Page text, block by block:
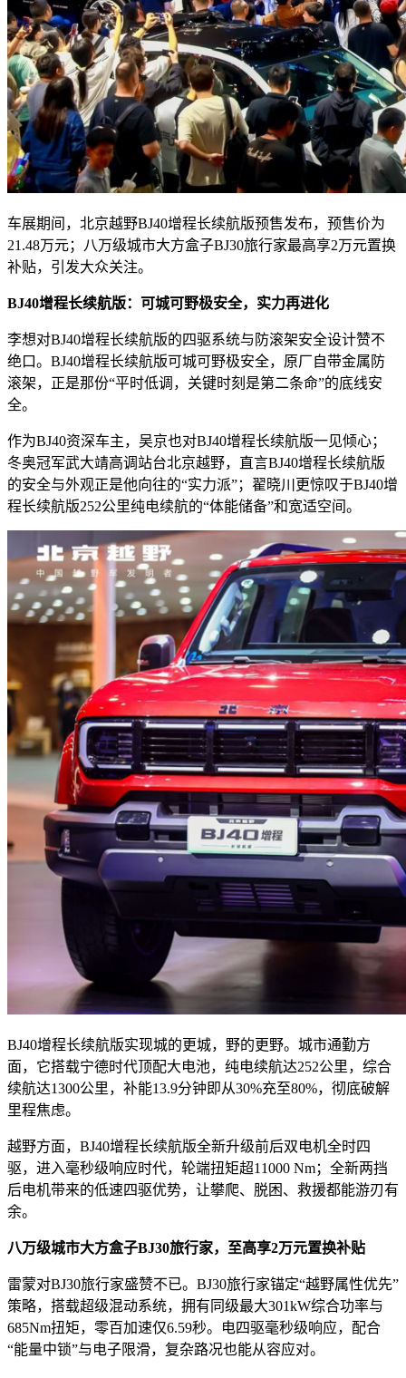
车展期间，北京越野BJ40增程长续航版预售发布，预售价为
21.48万元；八万级城市大方盒子BJ30旅行家最高享2万元置换
补贴，引发大众关注。
BJ40增程长续航版：可城可野极安全，实力再进化
李想对BJ40增程长续航版的四驱系统与防滚架安全设计赞不
绝口。BJ40增程长续航版可城可野极安全，原厂自带金属防
滚架，正是那份“平时低调，关键时刻是第二条命”的底线安
全。
作为BJ40资深车主，吴京也对BJ40增程长续航版一见倾心；
冬奥冠军武大靖高调站台北京越野，直言BJ40增程长续航版
的安全与外观正是他向往的“实力派”；翟晓川更惊叹于BJ40增
程长续航版252公里纯电续航的“体能储备”和宽适空间。
BJ40增程长续航版实现城的更城，野的更野。城市通勤方
面，它搭载宁德时代顶配大电池，纯电续航达252公里，综合
续航达1300公里，补能13.9分钟即从30%充至80%，彻底破解
里程焦虑。
越野方面，BJ40增程长续航版全新升级前后双电机全时四
驱，进入毫秒级响应时代，轮端扭矩超11000 Nm；全新两挡
后电机带来的低速四驱优势，让攀爬、脱困、救援都能游刃有
余。
八万级城市大方盒子BJ30旅行家，至高享2万元置换补贴
雷蒙对BJ30旅行家盛赞不已。BJ30旅行家锚定“越野属性优先”
策略，搭载超级混动系统，拥有同级最大301kW综合功率与
685Nm扭矩，零百加速仅6.59秒。电四驱毫秒级响应，配合
“能量中锁”与电子限滑，复杂路况也能从容应对。